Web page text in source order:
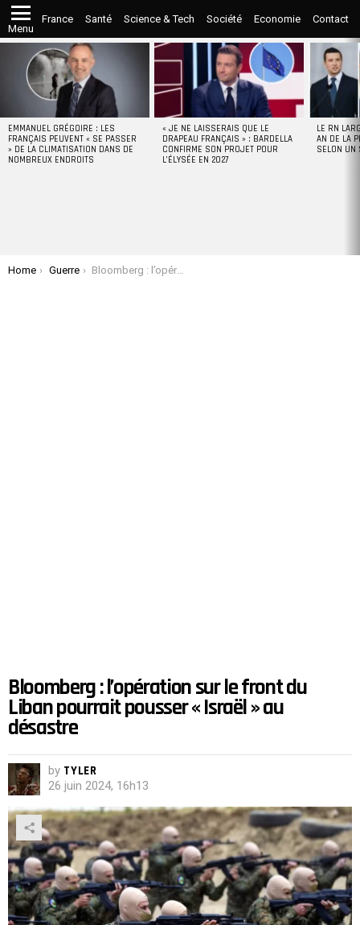
Menu
France Santé Science & Tech Société Economie Contact
STORIES
EMMANUEL GRÉGOIRE : LES
FRANÇAIS PEUVENT « SE PASSER
» DE LA CLIMATISATION DANS DE
NOMBREUX ENDROITS
« JE NE LAISSERAIS QUE LE
DRAPEAU FRANÇAIS » : BARDELLA
CONFIRME SON PROJET POUR
L’ÉLYSÉE EN 2027
LE RN
AN DE LA
SELON UN
You are here:
Home Guerre Bloomberg : l’opération sur le front du Liban pourrait pousser « Israël » au désastre
Bloomberg : l’opération sur le front du
Liban pourrait pousser « Israël » au
désastre
by TYLER
26 juin 2024, 16h13